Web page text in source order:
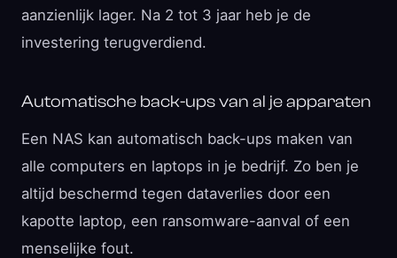
aanzienlijk lager. Na 2 tot 3 jaar heb je de
investering terugverdiend.
Automatische back-ups van al je apparaten
Een NAS kan automatisch back-ups maken van
alle computers en laptops in je bedrijf. Zo ben je
altijd beschermd tegen dataverlies door een
kapotte laptop, een ransomware-aanval of een
menselijke fout.